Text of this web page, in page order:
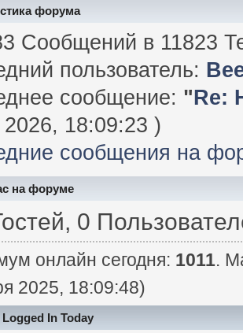
форума
Сообщений в 11823
пользователь:
сообщение: "Re:
18:09:23 )
сообщения на
на форуме
0
онлайн сегодня: 1011.
2025, 18:09:48)
In Today